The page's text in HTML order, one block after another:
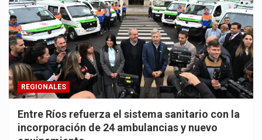
REGIONALES
Entre Ríos refuerza el sistema sanitario con la
incorporación de 24 ambulancias y nuevo